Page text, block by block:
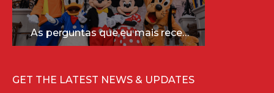
As perguntas que eu mais recebo sobre a Disney (e as respostas mais sinceras!)
GET THE LATEST NEWS & UPDATES